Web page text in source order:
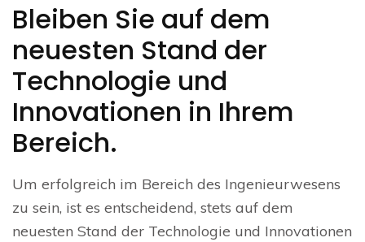
Bleiben Sie auf dem
neuesten Stand der
Technologie und
Innovationen in Ihrem
Bereich.
Um erfolgreich im Bereich des Ingenieurwesens
zu sein, ist es entscheidend, stets auf dem
neuesten Stand der Technologie und Innovationen